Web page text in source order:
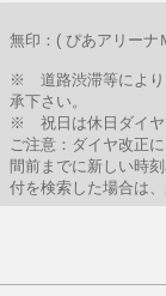
無印：( ぴあアリーナ
※ 道路渋滞等により
承下さい。
※ 祝日は休日ダイヤ
ご注意：ダイヤ改正
間前までに新しい時
付を検索した場合は